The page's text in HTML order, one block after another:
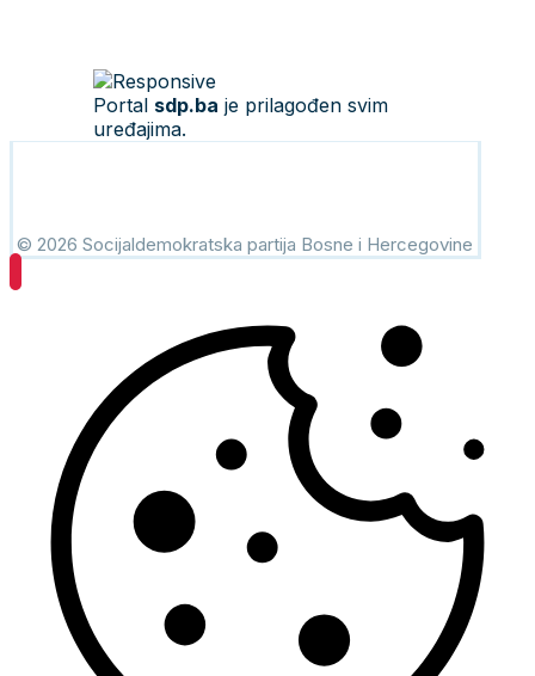
Portal sdp.ba je prilagođen svim
uređajima.
© 2026 Socijaldemokratska partija Bosne i Hercegovine